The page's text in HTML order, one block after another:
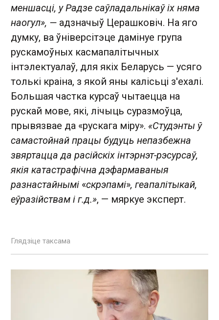
меншасці, у Радзе саўладальнікаў іх няма
наогул», — адзначыў Церашковіч. На яго
думку, ва ўніверсітэце дамінуе група
рускамоўных касмапалітычных
інтэлектуалаў, для якіх Беларусь — усяго
толькі краіна, з якой яны калісьці з'ехалі.
Большая частка курсаў чытаецца на
рускай мове, які, лічыць суразмоўца,
прывязвае да «рускага міру». «Студэнты ў
самастойнай працы будуць непазбежна
звяртацца да расійскіх інтэрнэт-рэсурсаў,
якія катастрафічна дэфармаваныя
разнастайнымі «скрэпамі», геапалітыкай,
еўразійствам і г.д.», — мяркуе эксперт.
Глядзіце таксама